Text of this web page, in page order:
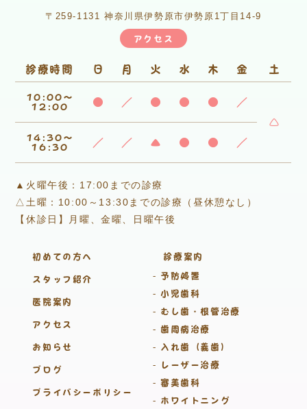
〒259-1131 神奈川県伊勢原市伊勢原1丁目14-9
アクセス
診療時間 日 月 火 水 木 金 土
10:00～
12:00
● ／ ● ● ●
／
△
14:30～
16:30
／ ／ ▲ ● ● ／
▲火曜午後：17:00までの診療
△土曜：10:00～13:30までの診療（昼休憩なし）
【休診日】月曜、金曜、日曜午後
初めての方へ
スタッフ紹介
医院案内
アクセス
お知らせ
ブログ
プライバシーポリシー
診療案内
予防処置
小児歯科
むし歯・根管治療
歯周病治療
入れ歯（義歯）
レーザー治療
審美歯科
ホワイトニング